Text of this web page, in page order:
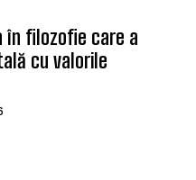
în filozofie care a
cu valorile